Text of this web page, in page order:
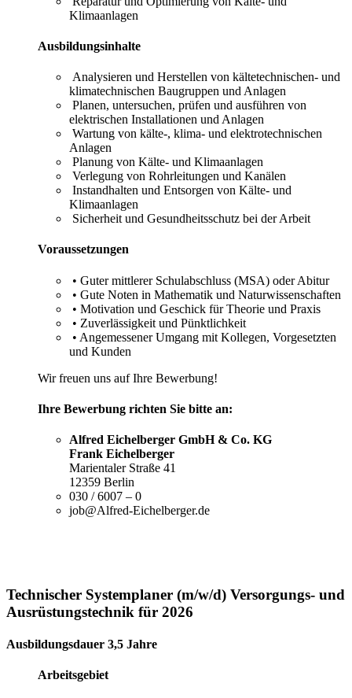
Klimaanlagen
Ausbildungsinhalte
Analysieren und Herstellen von kältetechnischen- und
klimatechnischen Baugruppen und Anlagen
Planen, untersuchen, prüfen und ausführen von
elektrischen Installationen und Anlagen
Wartung von kälte-, klima- und elektrotechnischen
Anlagen
Planung von Kälte- und Klimaanlagen
Verlegung von Rohrleitungen und Kanälen
Instandhalten und Entsorgen von Kälte- und
Klimaanlagen
Sicherheit und Gesundheitsschutz bei der Arbeit
Voraussetzungen
• Guter mittlerer Schulabschluss (MSA) oder Abitur
• Gute Noten in Mathematik und Naturwissenschaften
• Motivation und Geschick für Theorie und Praxis
• Zuverlässigkeit und Pünktlichkeit
• Angemessener Umgang mit Kollegen, Vorgesetzten
und Kunden
Wir freuen uns auf Ihre Bewerbung!
Ihre Bewerbung richten Sie bitte an:
Alfred Eichelberger GmbH & Co. KG
Frank Eichelberger
Marientaler Straße 41
12359 Berlin
030 / 6007 – 0
job@Alfred-Eichelberger.de
Technischer Systemplaner (m/w/d) Versorgungs- und
Ausrüstungstechnik für 2026
Ausbildungsdauer 3,5 Jahre
Arbeitsgebiet